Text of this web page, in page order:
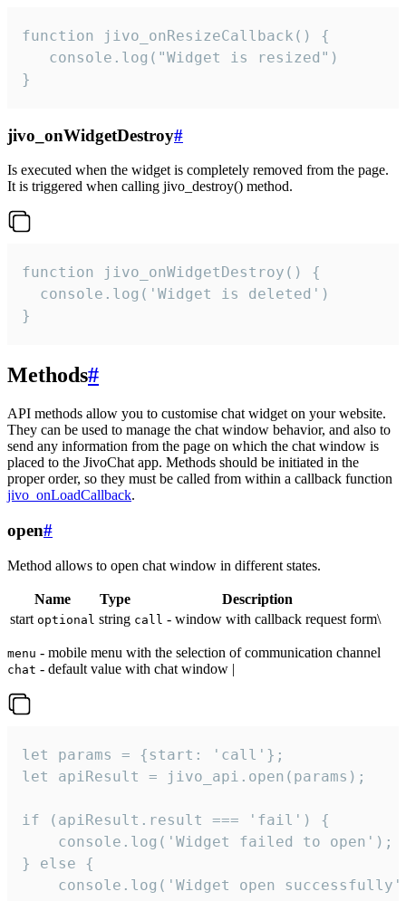
function jivo_onResizeCallback() {
   console.log("Widget is resized")
}
jivo_onWidgetDestroy#
Is executed when the widget is completely removed from the page.
It is triggered when calling jivo_destroy() method.
function jivo_onWidgetDestroy() {
  console.log('Widget is deleted')
}
Methods#
API methods allow you to customise chat widget on your website.
They can be used to manage the chat window behavior, and also to
send any information from the page on which the chat window is
placed to the JivoChat app. Methods should be initiated in the
proper order, so they must be called from within a callback function
jivo_onLoadCallback.
open#
Method allows to open chat window in different states.
Name Type
Description
start optional string call - window with callback request form\
menu - mobile menu with the selection of communication channel
chat - default value with chat window |
let params = {start: 'call'};
let apiResult = jivo_api.open(params);
if (apiResult.result === 'fail') {
    console.log('Widget failed to open');
} else {
console.log('Widget open